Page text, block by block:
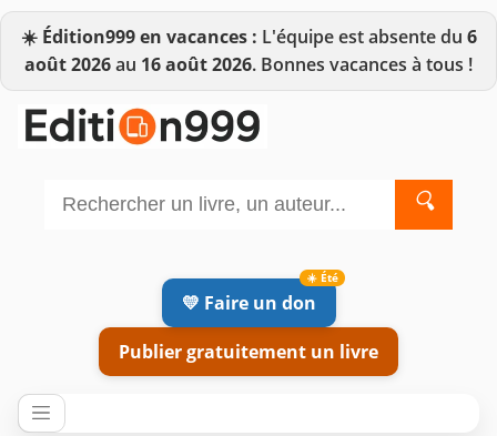
☀️ Édition999 en vacances : L'équipe est absente du 6
août 2026au 16 août 2026. Bonnes vacances à tous !
🔍
💛 Faire un don
Publier gratuitement un livre